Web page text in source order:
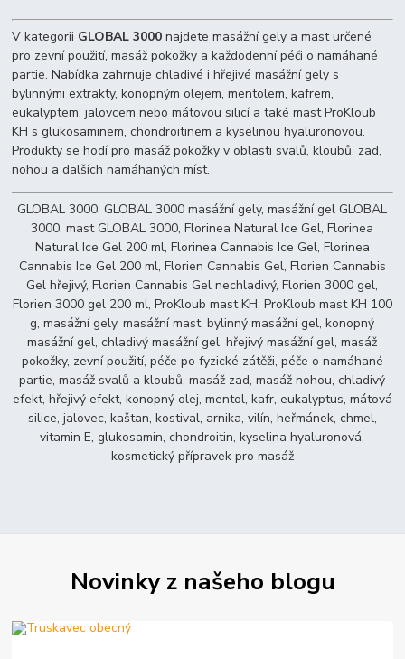
V kategorii GLOBAL 3000 najdete masážní gely a mast určené
pro zevní použití, masáž pokožky a každodenní péči o namáhané
partie. Nabídka zahrnuje chladivé i hřejivé masážní gely s
bylinnými extrakty, konopným olejem, mentolem, kafrem,
eukalyptem, jalovcem nebo mátovou silicí a také mast ProKloub
KH s glukosaminem, chondroitinem a kyselinou hyaluronovou.
Produkty se hodí pro masáž pokožky v oblasti svalů, kloubů, zad,
nohou a dalších namáhaných míst.
GLOBAL 3000, GLOBAL 3000 masážní gely, masážní gel GLOBAL
3000, mast GLOBAL 3000, Florinea Natural Ice Gel, Florinea
Natural Ice Gel 200 ml, Florinea Cannabis Ice Gel, Florinea
Cannabis Ice Gel 200 ml, Florien Cannabis Gel, Florien Cannabis
Gel hřejivý, Florien Cannabis Gel nechladivý, Florien 3000 gel,
Florien 3000 gel 200 ml, ProKloub mast KH, ProKloub mast KH 100
g, masážní gely, masážní mast, bylinný masážní gel, konopný
masážní gel, chladivý masážní gel, hřejivý masážní gel, masáž
pokožky, zevní použití, péče po fyzické zátěži, péče o namáhané
partie, masáž svalů a kloubů, masáž zad, masáž nohou, chladivý
efekt, hřejivý efekt, konopný olej, mentol, kafr, eukalyptus, mátová
silice, jalovec, kaštan, kostival, arnika, vilín, heřmánek, chmel,
vitamin E, glukosamin, chondroitin, kyselina hyaluronová,
kosmetický přípravek pro masáž
Novinky z našeho blogu